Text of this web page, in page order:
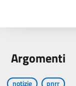
Argomenti
notizie pnrr